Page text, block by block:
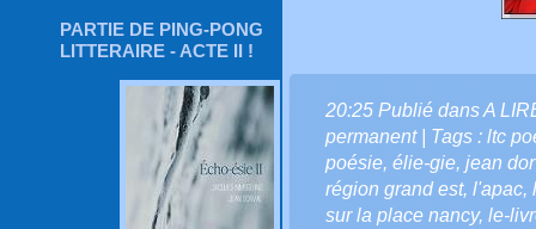
PARTIE DE PING-PONG
LITTERAIRE - ACTE II !
20:25 Publié dansA
permanent| Tags : ltc
poésie, élie-gie, jean
région grand est, l'apac,
sur la place nancy, le-